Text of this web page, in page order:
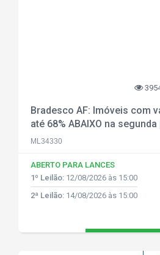
Bradesco AF: Imóveis com
até 68% ABAIXO na segunda
ML34330
ABERTO PARA LANCES
1º Leilão: 12/08/2026 às 15:00
2ª Leilão: 14/08/2026 às 15:00